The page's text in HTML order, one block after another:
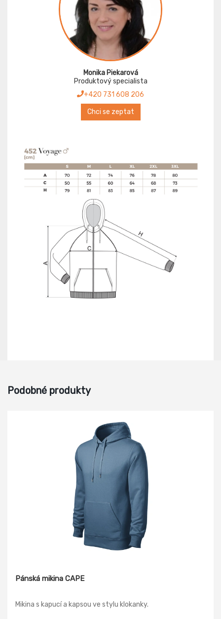
Monika Piekarová
Produktový specialista
+420 731 608 206
Chci se zeptat
Podobné produkty
Pánská mikina CAPE
Mikina s kapucí a kapsou ve stylu klokanky.